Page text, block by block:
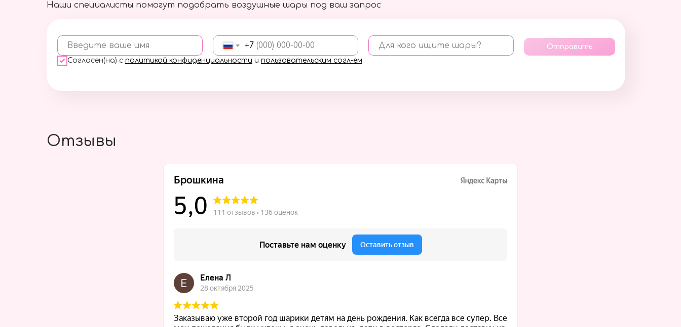
Наши специалисты помогут подобрать воздушные шары под ваш запрос
Введите ваше имя +7 Для кого ищите шары?
Согласен(на) с политикой конфиденциальности и пользовательским согл-ем
Отправить
Отзывы